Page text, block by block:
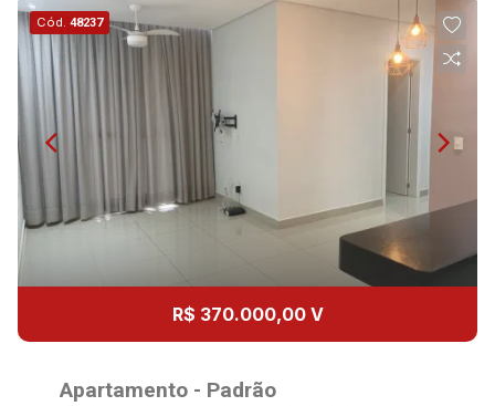
Cód.48237
R$ 370.000,00 V
Apartamento - Padrão